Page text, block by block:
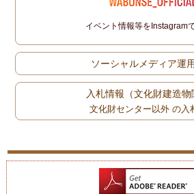
イベント情報等をInstagram
ソーシャルメディア運
入札情報（文化財建造物
文化財センター以外 の入